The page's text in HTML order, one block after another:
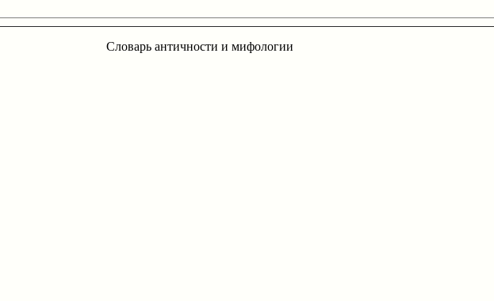
Словарь античности и мифологии